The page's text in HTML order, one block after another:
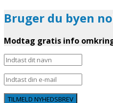
Bruger du byen
Modtag gratis info
TILMELD NYHEDSBREV